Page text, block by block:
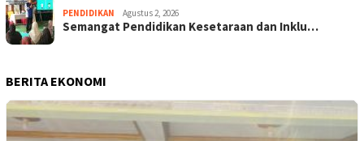
PENDIDIKAN Agustus 2, 2026
Semangat Pendidikan Kesetaraan dan Inklu…
BERITA EKONOMI